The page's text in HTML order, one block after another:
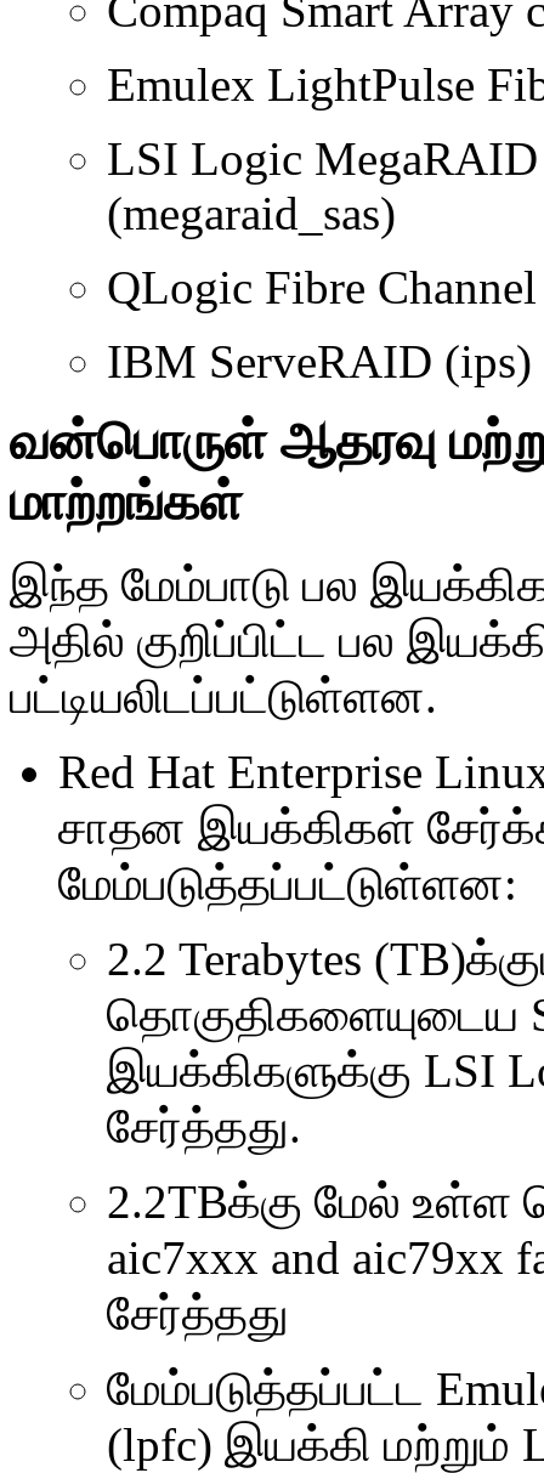
Emulex LightPulse
LSI Logic
(megaraid_sas)
QLogic Fibre
IBM ServeRAID (ips)
வன்பொருள் ஆதரவு
மாற்றங்கள்
இந்த மேம்பாடு பல
அதில் குறிப்பிட்ட பல
பட்டியலிடப்பட்டுள்ளன.
Red Hat Enterprise
சாதன இயக்கிகள்
மேம்படுத்தப்பட்டுள்ளன:
2.2 Terabytes
தொகுதிகளையுடைய
இயக்கிகளுக்கு LSI
சேர்த்தது.
2.2TBக்கு மேல்
aic7xxx and
சேர்த்தது
மேம்படுத்தப்பட்ட
(lpfc) இயக்கி மற்றும்